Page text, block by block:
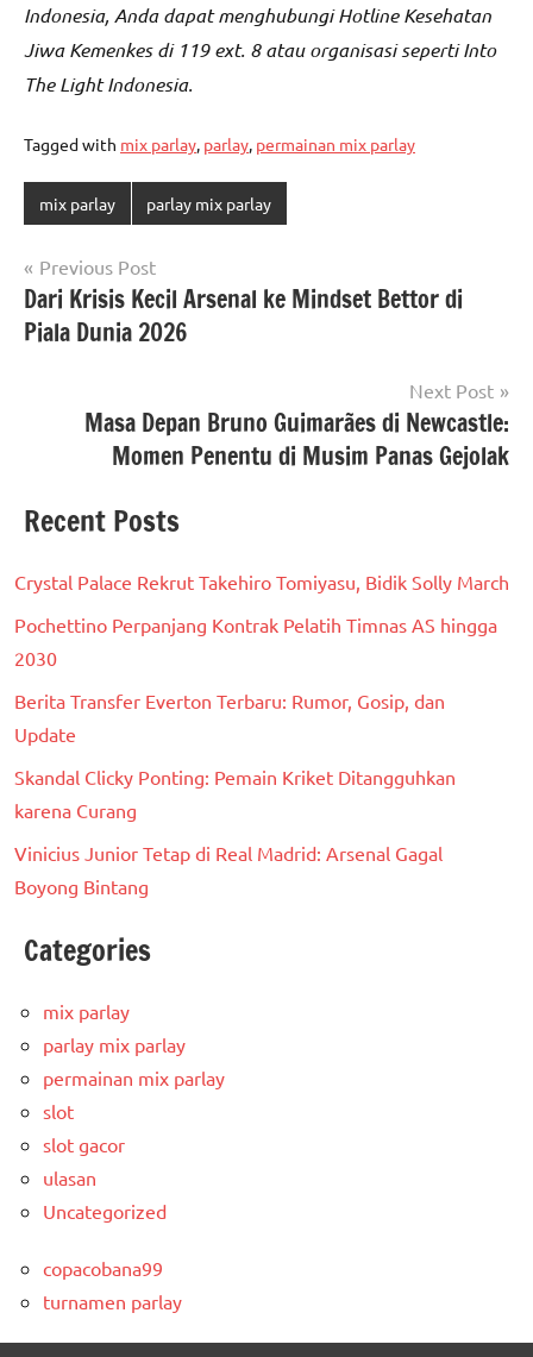
Indonesia, Anda dapat menghubungi Hotline Kesehatan
Jiwa Kemenkes di 119 ext. 8 atau organisasi seperti Into
The Light Indonesia.
Tagged with mix parlay parlay permainan mix parlay
mix parlay parlay mix parlay
Post
navigation
Previous Post
Dari Krisis Kecil Arsenal ke Mindset Bettor di
Piala Dunia 2026
Next Post
Masa Depan Bruno Guimarães di Newcastle:
Momen Penentu di Musim Panas Gejolak
Recent Posts
Crystal Palace Rekrut Takehiro Tomiyasu, Bidik Solly March
Pochettino Perpanjang Kontrak Pelatih Timnas AS hingga
2030
Berita Transfer Everton Terbaru: Rumor, Gosip, dan
Update
Skandal Clicky Ponting: Pemain Kriket Ditangguhkan
karena Curang
Vinicius Junior Tetap di Real Madrid: Arsenal Gagal
Boyong Bintang
Categories
mix parlay
parlay mix parlay
permainan mix parlay
slot
slot gacor
ulasan
Uncategorized
copacobana99
turnamen parlay